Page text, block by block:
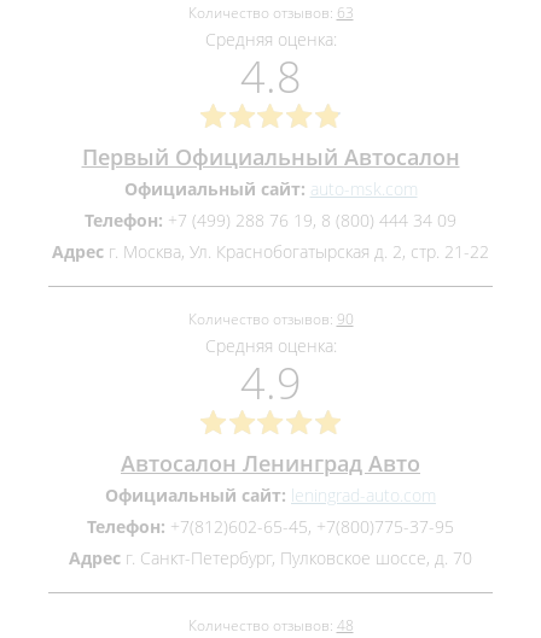
Количество отзывов: 63
Средняя оценка:
4.8
Первый Официальный Автосалон
Официальный сайт: auto-msk.com
Телефон: +7 (499) 288 76 19, 8 (800) 444 34 09
Адрес г. Москва, Ул. Краснобогатырская д. 2, стр. 21-22
Количество отзывов: 90
Средняя оценка:
4.9
Автосалон Ленинград Авто
Официальный сайт: leningrad-auto.com
Телефон: +7(812)602-65-45, +7(800)775-37-95
Адрес г. Санкт-Петербург, Пулковское шоссе, д. 70
Количество отзывов: 48